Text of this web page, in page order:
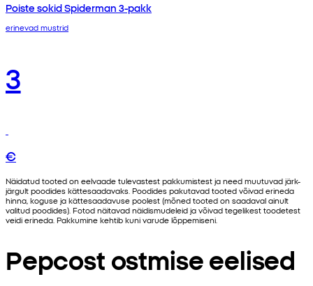
Poiste sokid Spiderman 3-pakk
erinevad mustrid
3
€
Näidatud tooted on eelvaade tulevastest pakkumistest ja need muutuvad järk-
järgult poodides kättesaadavaks. Poodides pakutavad tooted võivad erineda
hinna, koguse ja kättesaadavuse poolest (mõned tooted on saadaval ainult
valitud poodides). Fotod näitavad näidismudeleid ja võivad tegelikest toodetest
veidi erineda. Pakkumine kehtib kuni varude lõppemiseni.
Pepcost ostmise eelised